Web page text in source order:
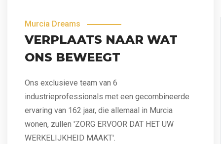
Murcia Dreams
VERPLAATS NAAR WAT
ONS BEWEEGT
Ons exclusieve team van 6
industrieprofessionals met een gecombineerde
ervaring van 162 jaar, die allemaal in Murcia
wonen, zullen 'ZORG ERVOOR DAT HET UW
WERKELIJKHEID MAAKT'.